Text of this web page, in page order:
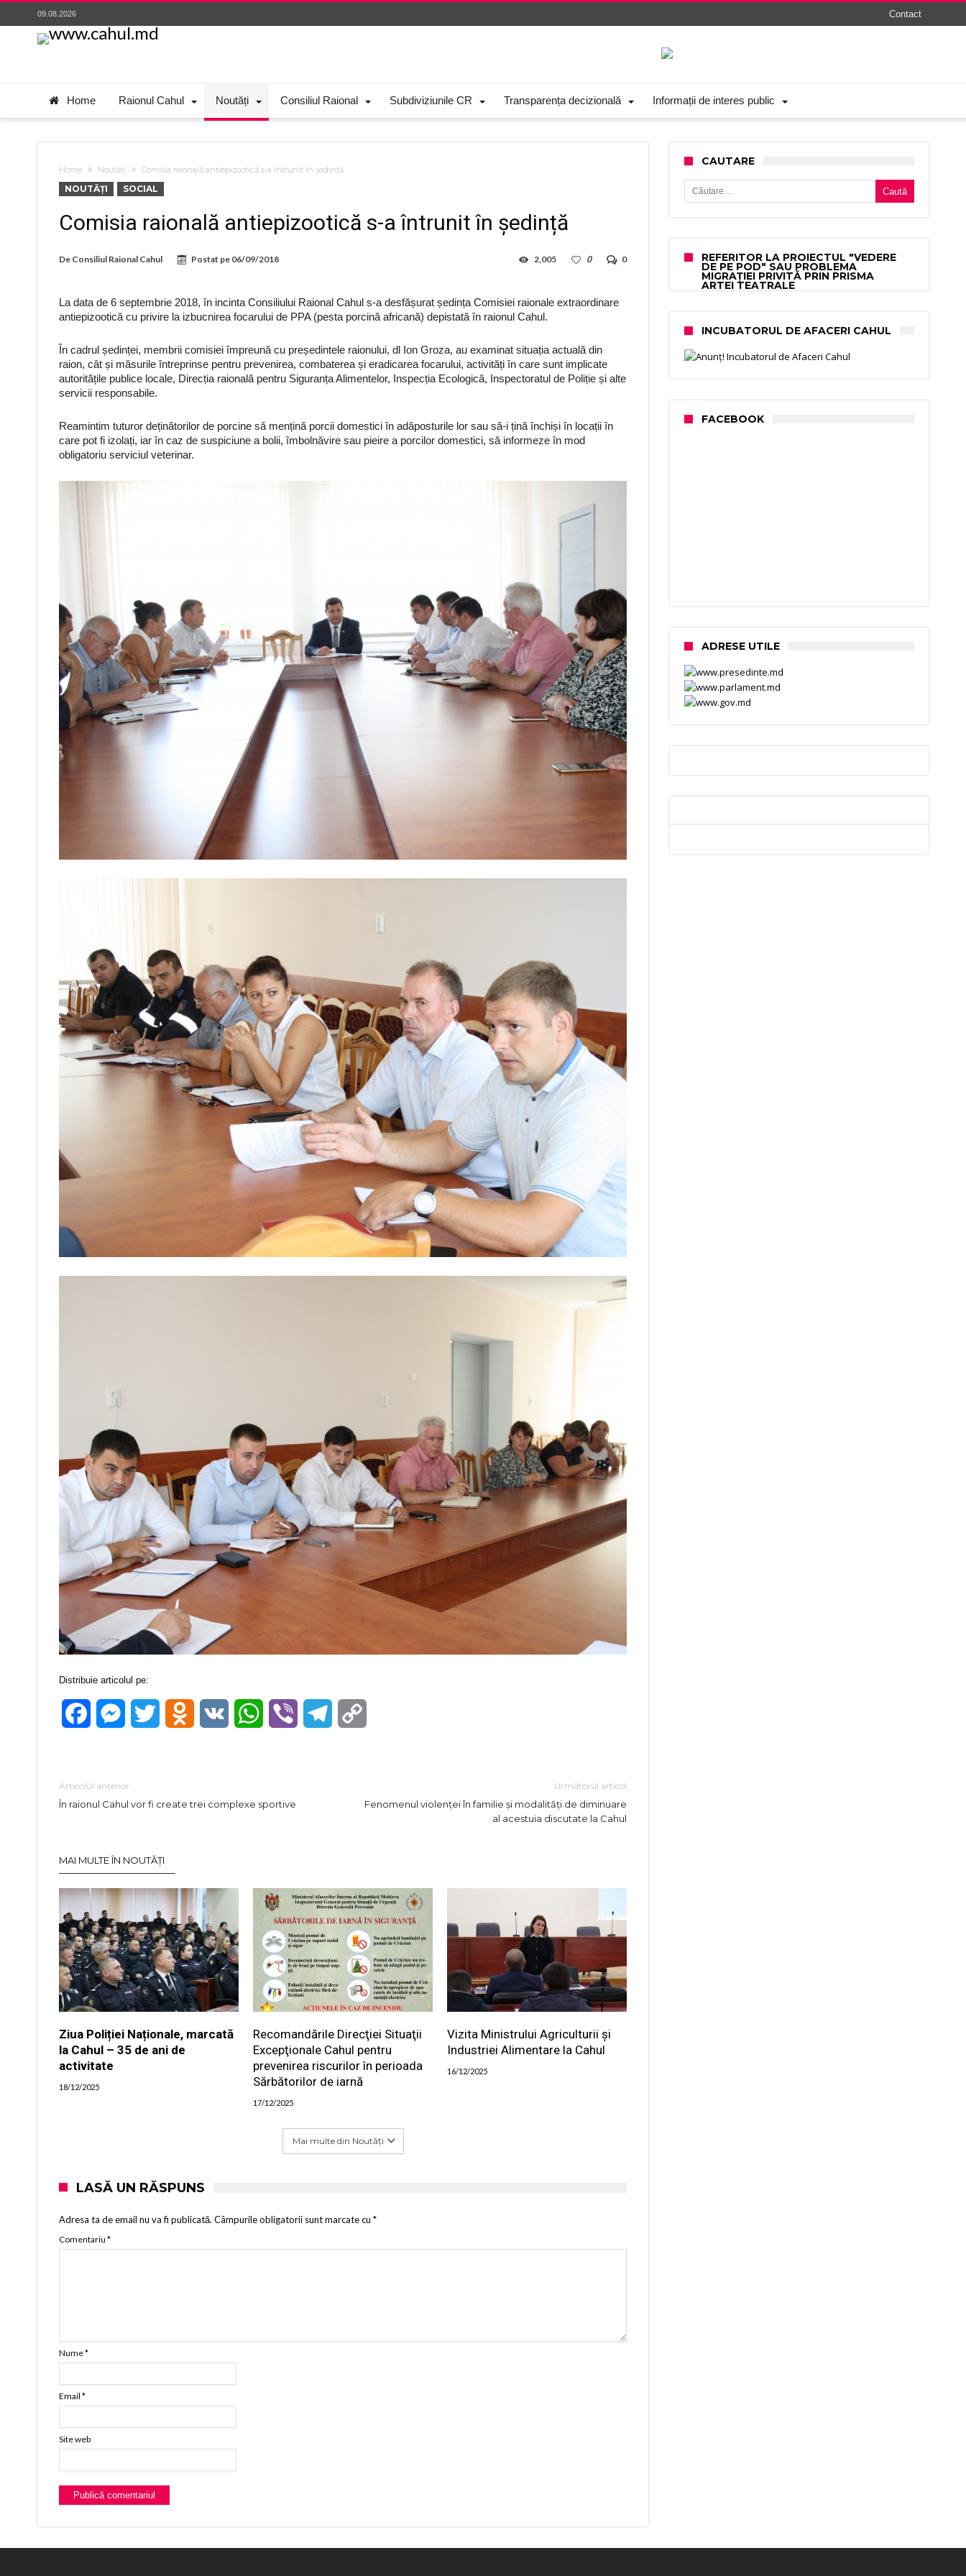
09.08.2026 Contact
Home Raionul Cahul Noutăți Consiliul Raional Subdiviziunile CR Transparența decizională Informații de interes public
Home Noutăți Comisia raională antiepizootică s-a întrunit în ședință
NOUTĂȚI SOCIAL
Comisia raională antiepizootică s-a întrunit în ședință
De Consiliul Raional Cahul Postat pe 06/09/2018 0
0
2,005
La data de 6 septembrie 2018, în incinta Consiliului Raional Cahul s-a desfășurat ședința Comisiei raionale extraordinare
antiepizootică cu privire la izbucnirea focarului de PPA (pesta porcină africană) depistată în raionul Cahul.
În cadrul ședinței, membrii comisiei împreună cu președintele raionului, dl Ion Groza, au examinat situația actuală din
raion, cât și măsurile întreprinse pentru prevenirea, combaterea și eradicarea focarului, activități în care sunt implicate
autoritățile publice locale, Direcția raională pentru Siguranța Alimentelor, Inspecția Ecologică, Inspectoratul de Poliție și alte
servicii responsabile.
Reamintim tuturor deținătorilor de porcine să mențină porcii domestici în adăposturile lor sau să-i țină închiși în locații în
care pot fi izolați, iar în caz de suspiciune a bolii, îmbolnăvire sau pieire a porcilor domestici, să informeze în mod
obligatoriu serviciul veterinar.
Distribuie articolul pe:
FacebookMessenger
Twitter Odnoklassniki
VK WhatsApp
Viber Telegram
Articolul anterior
În raionul Cahul vor fi create trei complexe sportive
Următorul articol
Fenomenul violenței în familie și modalități de diminuare
al acestuia discutate la Cahul
MAI MULTE ÎN NOUTĂȚI
Ziua Poliției Naționale, marcată
la Cahul – 35 de ani de
activitate
18/12/2025
Recomandările Direcţiei Situaţii
Excepţionale Cahul pentru
prevenirea riscurilor în perioada
Sărbătorilor de iarnă
17/12/2025
Vizita Ministrului Agriculturii și
Industriei Alimentare la Cahul
16/12/2025
Mai multe din Noutăți
LASĂ UN RĂSPUNS
Adresa ta de email nu va fi publicată. Câmpurile obligatorii sunt marcate cu *
Comentariu *
Nume*
Email *
Site web
CAUTARE
Caută după:
REFERITOR LA PROIECTUL "VEDERE
DE PE POD" SAU PROBLEMA
MIGRAȚIEI PRIVITĂ PRIN PRISMA
ARTEI TEATRALE
INCUBATORUL DE AFACERI CAHUL
FACEBOOK
ADRESE UTILE